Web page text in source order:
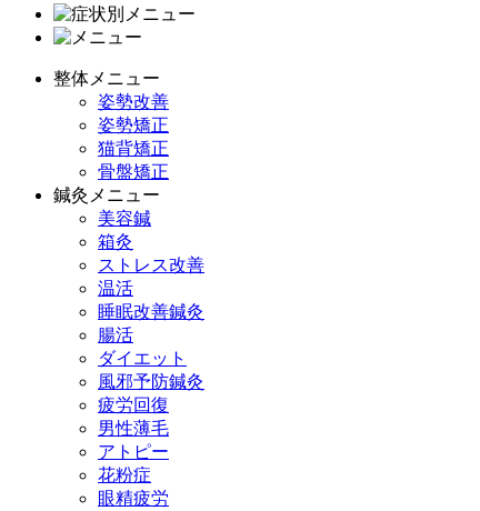
整体メニュー
姿勢改善
姿勢矯正
猫背矯正
骨盤矯正
鍼灸メニュー
美容鍼
箱灸
ストレス改善
温活
睡眠改善鍼灸
腸活
ダイエット
風邪予防鍼灸
疲労回復
男性薄毛
アトピー
花粉症
眼精疲労